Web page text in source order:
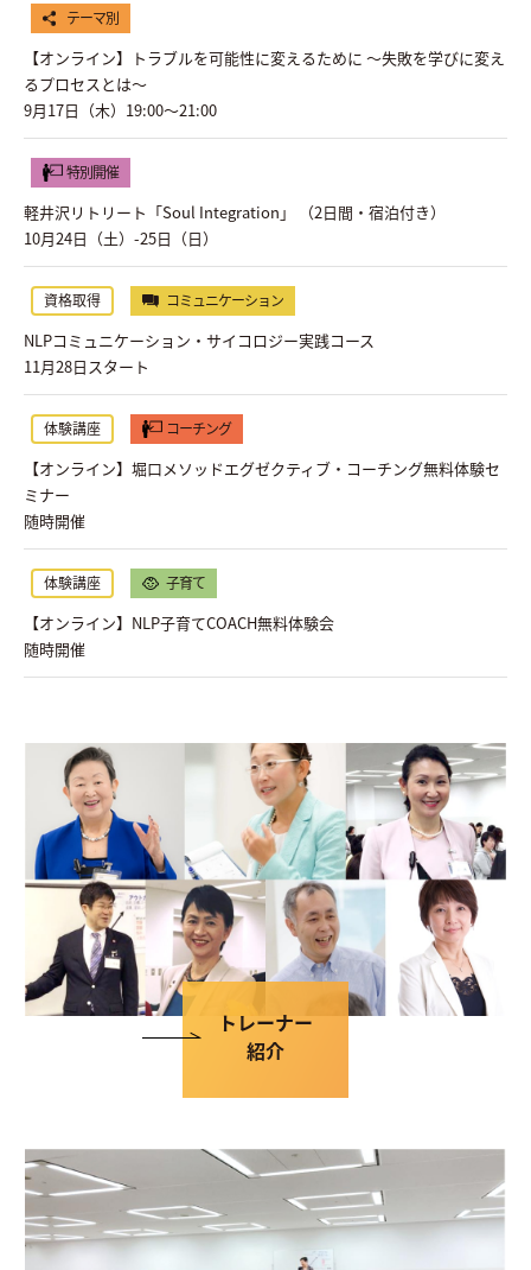
テーマ別
【オンライン】トラブルを可能性に変えるために ～失敗を学びに変え
るプロセスとは～
9月17日（木）19:00〜21:00
特別開催
軽井沢リトリート「Soul Integration」 （2日間・宿泊付き）
10月24日（土）-25日（日）
資格取得 コミュニケーション
NLPコミュニケーション・サイコロジー実践コース
11月28日スタート
体験講座 コーチング
【オンライン】堀口メソッドエグゼクティブ・コーチング無料体験セ
ミナー
随時開催
体験講座 子育て
【オンライン】NLP子育てCOACH無料体験会
随時開催
トレーナー
紹介